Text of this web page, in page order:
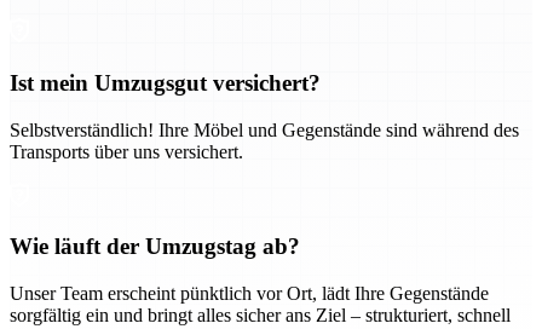
Ist mein Umzugsgut versichert?
Selbstverständlich! Ihre Möbel und Gegenstände sind während des
Transports über uns versichert.
Wie läuft der Umzugstag ab?
Unser Team erscheint pünktlich vor Ort, lädt Ihre Gegenstände
sorgfältig ein und bringt alles sicher ans Ziel – strukturiert, schnell